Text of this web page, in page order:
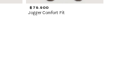
$ 79.900
Jogger Comfort Fit